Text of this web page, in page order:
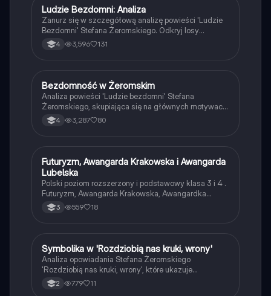
historii, poszukujących zrozumienia złożoności tego
dzieła.
Język polski
Ludzie Bezdomni: Analiza
Zanurz się w szczegółową analizę powieści 'Ludzie
Bezdomni' Stefana Żeromskiego. Odkryj losy
Tomasza Judyma, jego walkę z biedą oraz złożone
relacje międzyludzkie. Notatka obejmuje kluczowe
rzeczywistość Polski końca XIX wieku. Idealna dla
studentów literatury i historii. Typ: streszczenie.
4 3,596 131
Język polski
Bezdomność w Żeromskim
Analiza powieści 'Ludzie bezdomni' Stefana
Żeromskiego, skupiająca się na głównych motywach,
takich jak bieda, bezdomność, miłość i przyjaźń.
Obejmuje szczegółowe streszczenie,
Typ: analiza literacka.
4 3,287 80
Język polski
Futuryzm, Awangarda Krakowska i Awangarda
Lubelska
Polski poziom rozszerzony i podstawowy klasa 3 i 4 .
Futuryzm, Awangarda Krakowska, Awangardka
Lubelska, Bruno Jasieńki Tadeusz Peiper Józef
Czechowicz
3 559 18
Język polski
Symbolika w 'Rozdziobią nas kruki, wrony'
Analiza opowiadania Stefana Żeromskiego
'Rozdziobią nas kruki, wrony', które ukazuje
brutalność powstania styczniowego oraz moralne
dylematy społeczeństwa. Obejmuje kluczowe tematy,
2 779 11